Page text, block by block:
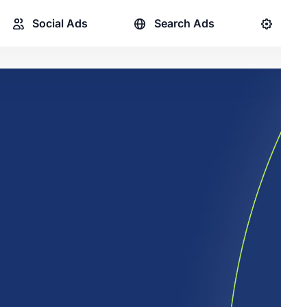
Social Ads Search Ads